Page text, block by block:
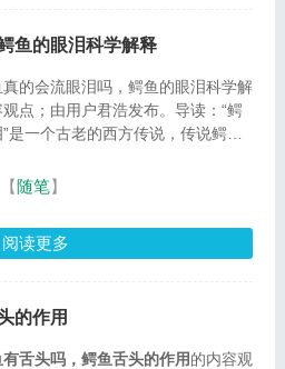
鱼的眼泪​​​​​​​科学解释
真的会流眼泪吗，鳄鱼的眼泪​​​​​​​科学解
点；由用户君浩发布。导读：“鳄
是一个古老的西方传说，传说鳄鱼
人、畜、鱼、兽等猎物时会流眼泪
【随笔】
阅读更多
的作用
舌头吗，鳄鱼舌头的作用的内容观